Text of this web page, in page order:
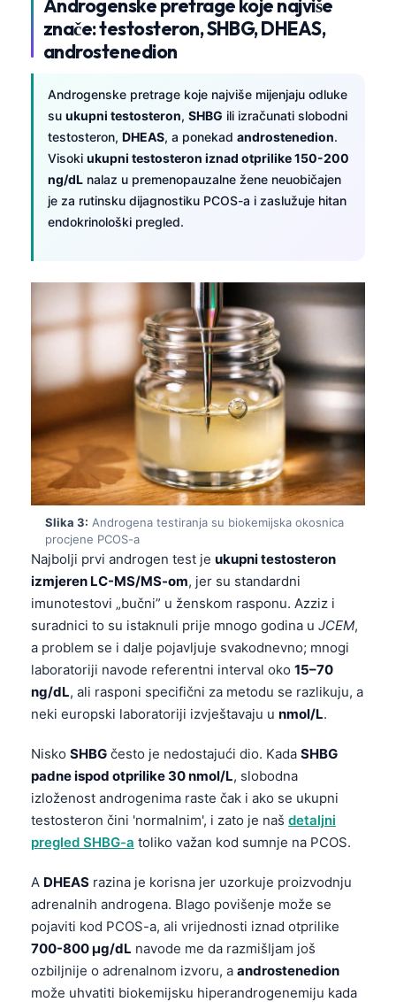
Androgenske pretrage koje najviše
znače: testosteron, SHBG, DHEAS,
androstenedion
Androgenske pretrage koje najviše mijenjaju odluke
su ukupni testosteron, SHBG ili izračunati slobodni
testosteron, DHEAS, a ponekad androstenedion.
Visoki ukupni testosteron iznad otprilike 150-200
ng/dL nalaz u premenopauzalne žene neuobičajen
je za rutinsku dijagnostiku PCOS-a i zaslužuje hitan
endokrinološki pregled.
Slika 3: Androgena testiranja su biokemijska okosnica
procjene PCOS-a
Najbolji prvi androgen test je ukupni testosteron
izmjeren LC-MS/MS-om, jer su standardni
imunotestovi „bučni” u ženskom rasponu. Azziz i
suradnici to su istaknuli prije mnogo godina u JCEM,
a problem se i dalje pojavljuje svakodnevno; mnogi
laboratoriji navode referentni interval oko 15–70
ng/dL, ali rasponi specifični za metodu se razlikuju, a
neki europski laboratoriji izvještavaju u nmol/L.
Nisko SHBG često je nedostajući dio. Kada SHBG
padne ispod otprilike 30 nmol/L, slobodna
izloženost androgenima raste čak i ako se ukupni
testosteron čini 'normalnim', i zato je naš detaljni
pregled SHBG-a toliko važan kod sumnje na PCOS.
A DHEAS razina je korisna jer uzorkuje proizvodnju
adrenalnih androgena. Blago povišenje može se
pojaviti kod PCOS-a, ali vrijednosti iznad otprilike
700-800 µg/dL navode me da razmišljam još
ozbiljnije o adrenalnom izvoru, a androstenedion
može uhvatiti biokemijsku hiperandrogenemiju kada